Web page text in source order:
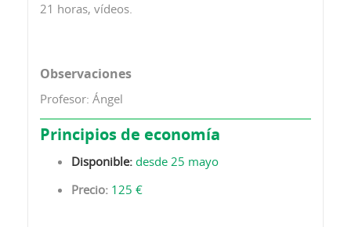
21 horas, vídeos.
Observaciones
Profesor: Ángel
Principios de economía
Disponible: desde 25 mayo
Precio: 125 €